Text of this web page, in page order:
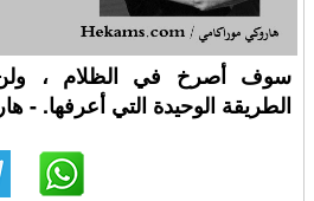
سوف أصرخ في الظلام ،
الطريقة الوحيدة التي أعرفها. -